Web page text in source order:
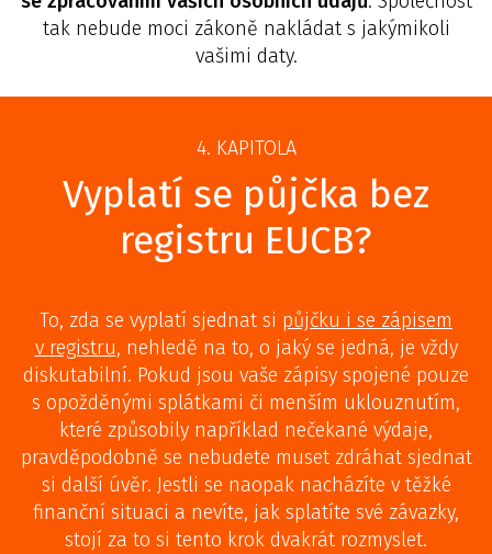
tak nebude moci zákoně nakládat s jakýmikoli
vašimi daty.
4. KAPITOLA
Vyplatí se půjčka bez
registru EUCB?
To, zda se vyplatí sjednat si půjčku i se zápisem
v registru, nehledě na to, o jaký se jedná, je vždy
diskutabilní. Pokud jsou vaše zápisy spojené pouze
s opožděnými splátkami či menším uklouznutím,
které způsobily například nečekané výdaje,
pravděpodobně se nebudete muset zdráhat sjednat
si další úvěr. Jestli se naopak nacházíte v těžké
finanční situaci a nevíte, jak splatíte své závazky,
stojí za to si tento krok dvakrát rozmyslet.